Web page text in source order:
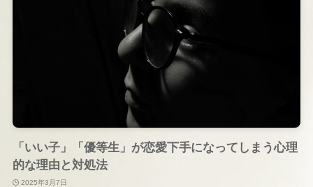
「いい子」「優等生」が恋愛下手になってしまう心理
的な理由と対処法
2025年3月7日